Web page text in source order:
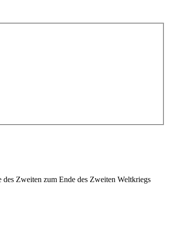
Zweiten zum Ende des Zweiten Weltkriegs